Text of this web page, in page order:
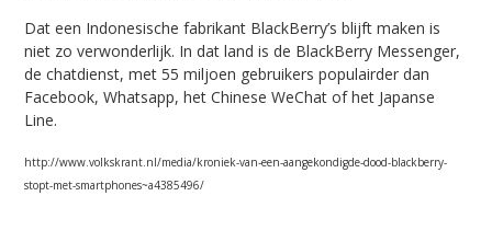
Dat een Indonesische fabrikant BlackBerry’s blijft maken is
niet zo verwonderlijk. In dat land is de BlackBerry Messenger,
de chatdienst, met 55 miljoen gebruikers populairder dan
Facebook, Whatsapp, het Chinese WeChat of het Japanse
Line.
http://www.volkskrant.nl/media/kroniek-van-een-aangekondigde-dood-blackberry-
stopt-met-smartphones~a4385496/